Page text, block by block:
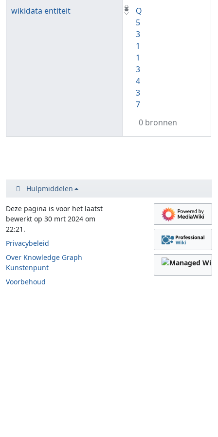
wikidata entiteit
Q
5
3
1
1
3
4
3
7
0 bronnen
Hulpmiddelen
Deze pagina is voor het laatst
bewerkt op 30 mrt 2024 om
22:21.
Privacybeleid
Over Knowledge Graph
Kunstenpunt
Voorbehoud